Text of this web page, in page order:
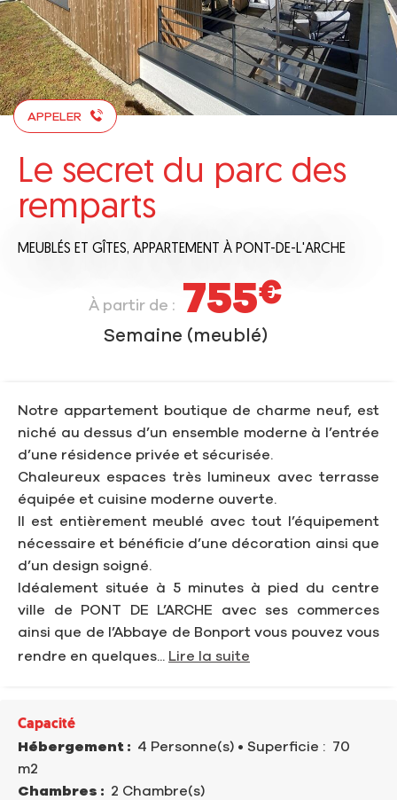
APPELER
Le secret du parc des
remparts
MEUBLÉS ET GÎTES, APPARTEMENT À PONT-DE-L'ARCHE
À partir de : 755€
Semaine (meublé)
Notre appartement boutique de charme neuf, est
niché au dessus d’un ensemble moderne à l’entrée
d’une résidence privée et sécurisée.
Chaleureux espaces très lumineux avec terrasse
équipée et cuisine moderne ouverte.
Il est entièrement meublé avec tout l’équipement
nécessaire et bénéficie d’une décoration ainsi que
d’un design soigné.
Idéalement située à 5 minutes à pied du centre
ville de PONT DE L’ARCHE avec ses commerces
ainsi que de l’Abbaye de Bonport vous pouvez vous
rendre en quelques... Lire la suite
Capacité
Hébergement : 4 Personne(s) • Superficie : 70
m2
Chambres : 2 Chambre(s)